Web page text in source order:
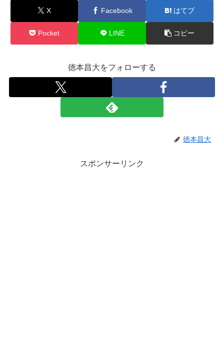
X Facebook はてブ
Pocket LINE コピー
徳本昌大をフォローする
徳本昌大
スポンサーリンク